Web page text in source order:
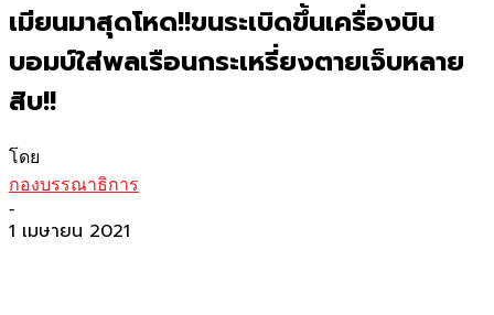
เมียนมาสุดโหด!!ขนระเบิดขึ้นเครื่องบิน
บอมบ์ใส่พลเรือนกระเหรี่ยงตายเจ็บหลาย
สิบ!!
โดย
กองบรรณาธิการ
-
1 เมษายน 2021